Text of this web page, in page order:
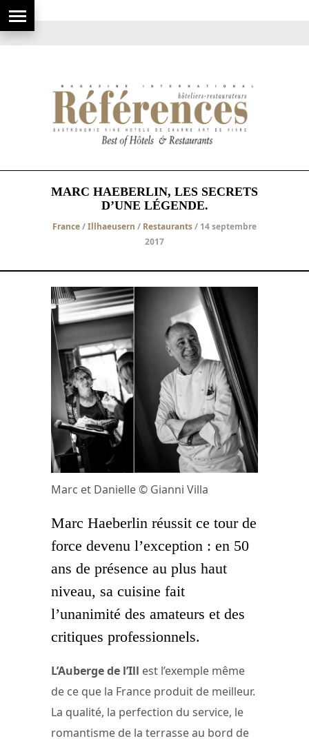
MARC HAEBERLIN, LES SECRETS
D’UNE LÉGENDE.
France/Illhaeusern / Restaurants/ 14 septembre
2017
Marc et Danielle © Gianni Villa
Marc Haeberlin réussit ce tour de
force devenu l’exception : en 50
ans de présence au plus haut
niveau, sa cuisine fait
l’unanimité des amateurs et des
critiques professionnels.
L’Auberge de l’Ill est l’exemple même
de ce que la France produit de meilleur.
La qualité, la perfection du service, le
romantisme de la terrasse au bord de